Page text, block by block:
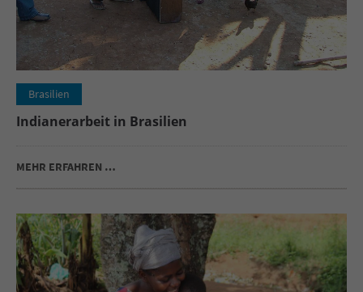
Brasilien
Indianerarbeit in Brasilien
MEHR ERFAHREN …